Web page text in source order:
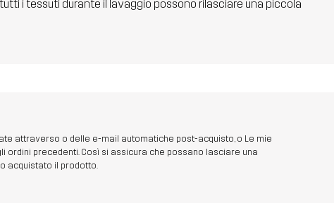
i tessuti durante il lavaggio possono rilasciare una piccola
attraverso o delle e-mail automatiche post-acquisto, o Le mie
ordini precedenti. Così si assicura che possano lasciare una
acquistato il prodotto.